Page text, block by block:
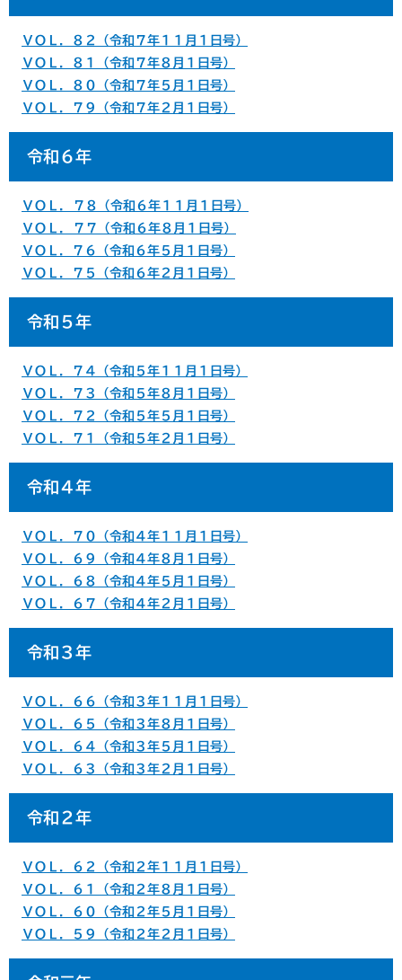
ＶＯＬ．８２（令和７年１１月１日号）
ＶＯＬ．８１（令和７年８月１日号）
ＶＯＬ．８０（令和７年５月１日号）
ＶＯＬ．７９（令和７年２月１日号）
令和６年
ＶＯＬ. ７８（令和６年１１月１日号）
ＶＯＬ. ７７（令和６年８月１日号）
ＶＯＬ．７６（令和６年５月１日号）
ＶＯＬ．７５（令和６年２月１日号）
令和５年
ＶＯＬ．７４（令和５年１１月１日号）
ＶＯＬ．７３（令和５年８月１日号）
ＶＯＬ．７２（令和５年５月１日号）
ＶＯＬ．７１（令和５年２月１日号）
令和４年
ＶＯＬ．７０（令和４年１１月１日号）
ＶＯＬ．６９（令和４年８月１日号）
ＶＯＬ．６８（令和４年５月１日号）
ＶＯＬ．６７（令和４年２月１日号）
令和３年
ＶＯＬ．６６（令和３年１１月１日号）
ＶＯＬ．６５（令和３年８月１日号）
ＶＯＬ．６４（令和３年５月１日号）
ＶＯＬ．６３（令和３年２月１日号）
令和２年
ＶＯＬ．６２（令和２年１１月１日号）
ＶＯＬ．６１（令和２年８月１日号）
ＶＯＬ．６０（令和２年５月１日号）
ＶＯＬ．５９（令和２年２月１日号）